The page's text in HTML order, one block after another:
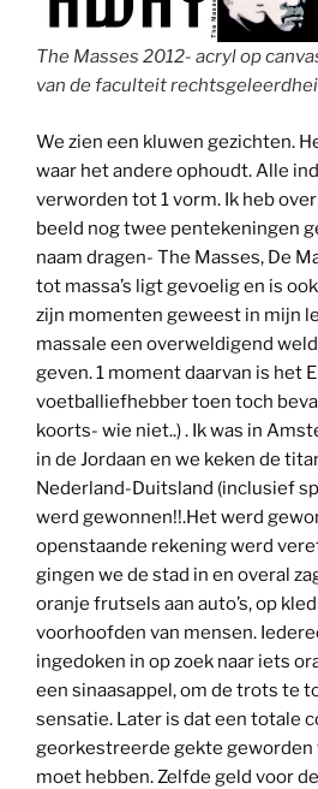
The Masses 2012- acryl op
van de faculteit
We zien een kluwen gezichten.
waar het andere ophoudt. Alle
verworden tot 1 vorm. Ik heb
beeld nog twee pentekeningen
naam dragen- The Masses, De
tot massa’s ligt gevoelig en is
zijn momenten geweest in mijn
massale een overweldigend
geven. 1 moment daarvan is het
voetballiefhebber toen toch
koorts- wie niet..) . Ik was in
in de Jordaan en we keken de
Nederland-Duitsland (inclusief
werd gewonnen!!.Het werd
openstaande rekening werd
gingen we de stad in en overal
oranje frutsels aan auto’s, op
voorhoofden van mensen.
ingedoken in op zoek naar iets
een sinaasappel, om de trots te
sensatie. Later is dat een totale
georkestreerde gekte geworden
moet hebben. Zelfde geld voor